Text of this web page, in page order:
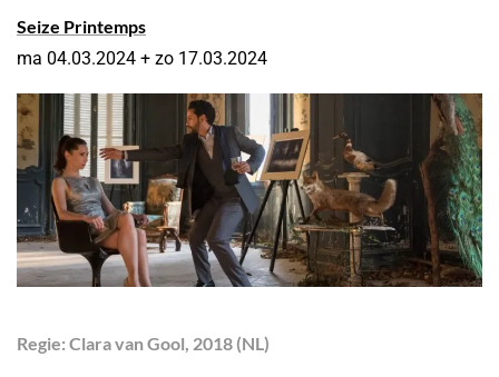
Seize Printemps
ma 04.03.2024 + zo 17.03.2024
Regie: Clara van Gool, 2018 (NL)